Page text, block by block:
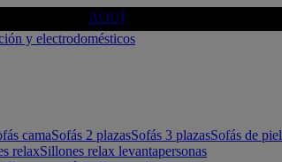
AQUÍ
camaSofás 2 plazasSofás 3 plazasSofás de piel
relaxSillones relax levantapersonas